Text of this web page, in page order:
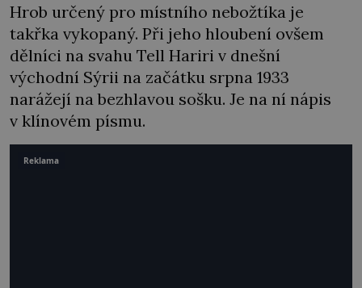
Hrob určený pro místního nebožtíka je
takřka vykopaný. Při jeho hloubení ovšem
dělníci na svahu Tell Hariri v dnešní
východní Sýrii na začátku srpna 1933
narážejí na bezhlavou sošku. Je na ní nápis
v klínovém písmu.
Reklama